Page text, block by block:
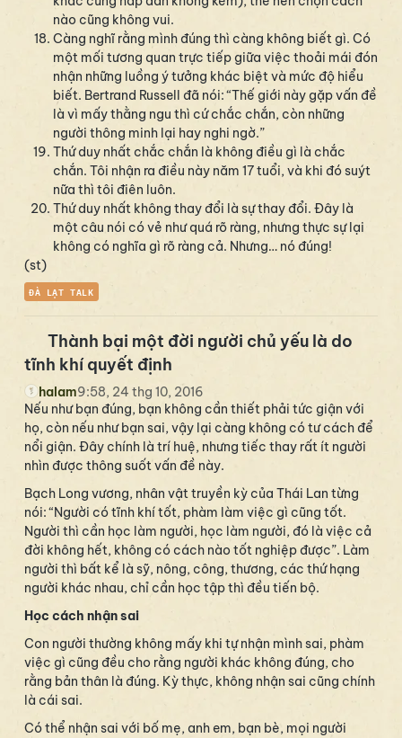
nào cũng không vui.
Càng nghĩ rằng mình đúng thì càng không biết gì. Có
một mối tương quan trực tiếp giữa việc thoải mái đón
nhận những luồng ý tưởng khác biệt và mức độ hiểu
biết. Bertrand Russell đã nói: “Thế giới này gặp vấn đề
là vì mấy thằng ngu thì cứ chắc chắn, còn những
người thông minh lại hay nghi ngờ.”
Thứ duy nhất chắc chắn là không điều gì là chắc
chắn. Tôi nhận ra điều này năm 17 tuổi, và khi đó suýt
nữa thì tôi điên luôn.
Thứ duy nhất không thay đổi là sự thay đổi. Đây là
một câu nói có vẻ như quá rõ ràng, nhưng thực sự lại
không có nghĩa gì rõ ràng cả. Nhưng… nó đúng!
(st)
ĐÀ LẠT TALK
Thành bại một đời người chủ yếu là do
tĩnh khí quyết định
halam9:58, 24 thg 10, 2016
Nếu như bạn đúng, bạn không cần thiết phải tức giận với
họ, còn nếu như bạn sai, vậy lại càng không có tư cách để
nổi giận. Đây chính là trí huệ, nhưng tiếc thay rất ít người
nhìn được thông suốt vấn đề này.
Bạch Long vương, nhân vật truyền kỳ của Thái Lan từng
nói: “Người có tĩnh khí tốt, phàm làm việc gì cũng tốt.
Người thì cần học làm người, học làm người, đó là việc cả
đời không hết, không có cách nào tốt nghiệp được”. Làm
người thì bất kể là sỹ, nông, công, thương, các thứ hạng
người khác nhau, chỉ cần học tập thì đều tiến bộ.
Học cách nhận sai
Con người thường không mấy khi tự nhận mình sai, phàm
việc gì cũng đều cho rằng người khác không đúng, cho
rằng bản thân là đúng. Kỳ thực, không nhận sai cũng chính
là cái sai.
Có thể nhận sai với bố mẹ, anh em, bạn bè, mọi người